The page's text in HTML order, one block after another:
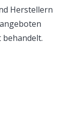
Herstellern
behandelt.